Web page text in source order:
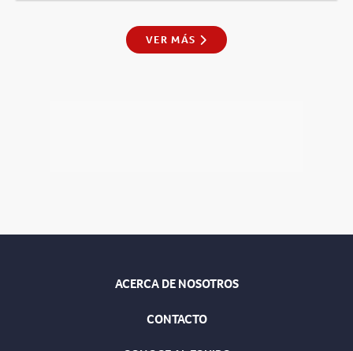
VER MÁS
ACERCA DE NOSOTROS
CONTACTO